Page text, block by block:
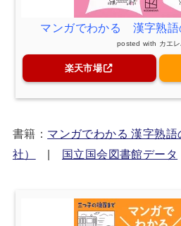
マンガでわかる 漢字熟語
posted with カエ
楽天市場
書籍： マンガでわかる 漢字熟
社）
国立国会図書館データ